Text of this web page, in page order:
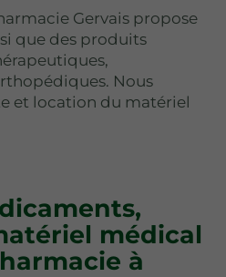
Gervais propose
que des produits
Nous
et location du matériel
médical
à